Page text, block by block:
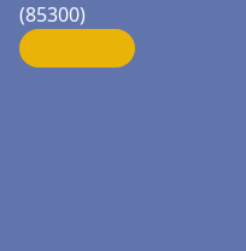
(85300)